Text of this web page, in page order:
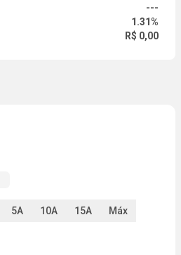
---
1.31%
R$ 0,00
5A 10A 15A Máx